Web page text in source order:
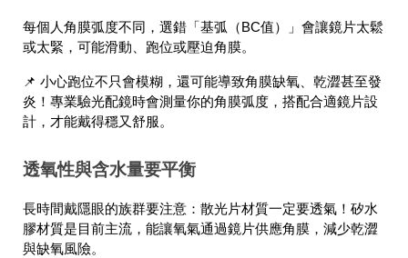
每個人角膜弧度不同，選錯「基弧（BC值）」會讓鏡片太鬆
或太緊，可能滑動、跑位或壓迫角膜。
📌 小心跑位不只會模糊，還可能導致角膜缺氧、乾澀甚至發
炎！專業驗光配鏡時會測量你的角膜弧度，搭配合適鏡片設
計，才能戴得穩又舒服。
透氧性與含水量要平衡
長時間戴隱眼的族群要注意：散光片材質一定要透氣！矽水
膠材質是目前主流，能讓氧氣通過鏡片供應角膜，減少乾澀
與缺氧風險。